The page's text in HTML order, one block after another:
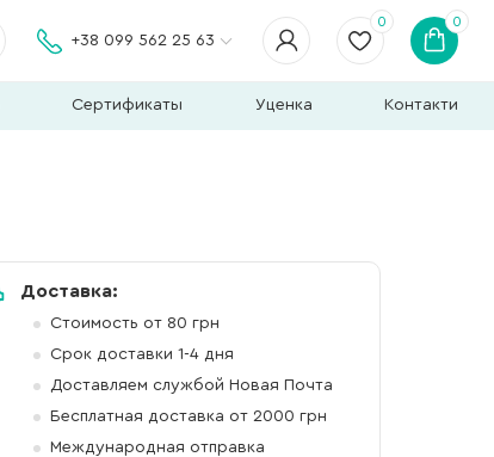
+38 099 562 25 63
0 0
Сертификаты Уценка Контакти
Доставка:
Стоимость от 80 грн
Срок доставки 1-4 дня
Доставляем службой Новая Почта
Бесплатная доставка от 2000 грн
Международная отправка